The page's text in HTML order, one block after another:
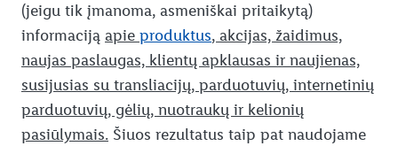
(jeigu tik įmanoma, asmeniškai pritaikytą)
informaciją apie produktus, akcijas, žaidimus,
naujas paslaugas, klientų apklausas ir naujienas,
susijusias su transliacijų, parduotuvių, internetinių
parduotuvių, gėlių, nuotraukų ir kelionių
pasiūlymais. Šiuos rezultatus taip pat naudojame